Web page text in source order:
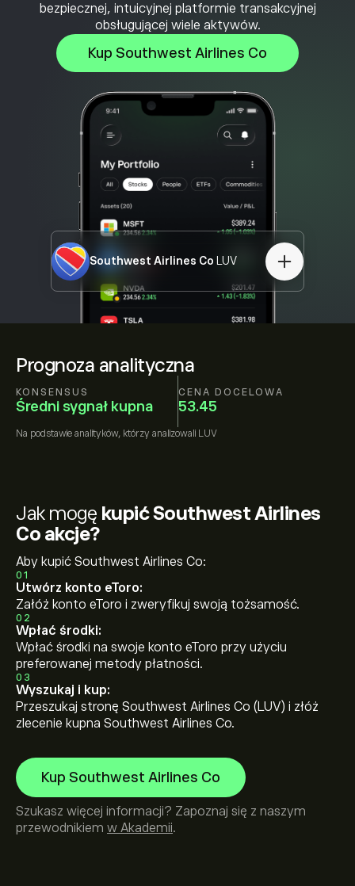
Prognoza analityczna
KONSENSUS
Średni sygnał kupna
CENA DOCELOWA
53.45
Na podstawie analityków, którzy analizowali LUV
bezpiecznej, intuicyjnej platformie transakcyjnej
obsługującej wiele aktywów.
Kup Southwest Airlines Co
Southwest Airlines Co LUV
Jak mogę kupić Southwest Airlines
Co akcje?
Aby kupić Southwest Airlines Co:
01
Utwórz konto eToro:
Załóż konto eToro i zweryfikuj swoją tożsamość.
02
Wpłać środki:
Wpłać środki na swoje konto eToro przy użyciu
preferowanej metody płatności.
03
Wyszukaj i kup:
Przeszukaj stronę Southwest Airlines Co (LUV) i złóż
zlecenie kupna Southwest Airlines Co.
Kup Southwest Airlines Co
Szukasz więcej informacji? Zapoznaj się z naszym
przewodnikiem w Akademii.